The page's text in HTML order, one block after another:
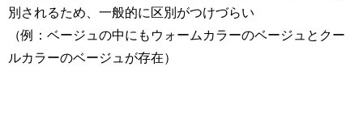
別されるため、一般的に区別がつけづらい
（例：ベージュの中にもウォームカラーのベージュとクー
ルカラーのベージュが存在）